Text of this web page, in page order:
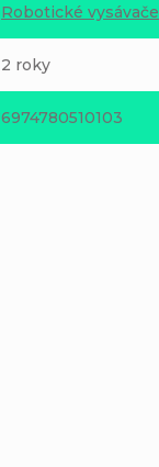
Robotické vysávače
2 roky
6974780510103